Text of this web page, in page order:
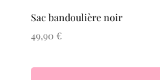
Sac bandoulière noir
Prix
49,90 €